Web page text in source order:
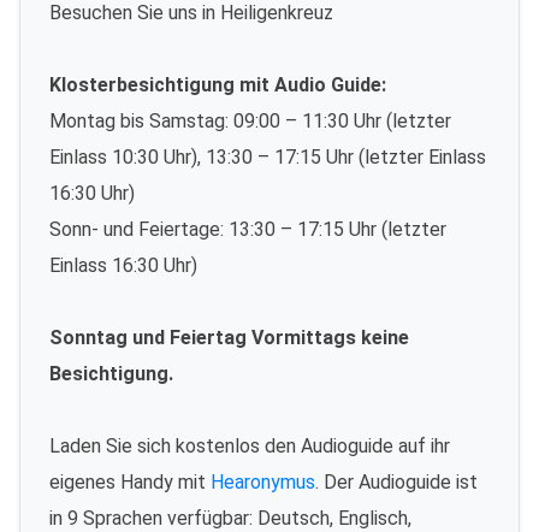
Besuchen Sie uns in Heiligenkreuz
Klosterbesichtigung mit Audio Guide:
Montag bis Samstag: 09:00 – 11:30 Uhr (letzter
Einlass 10:30 Uhr), 13:30 – 17:15 Uhr (letzter Einlass
16:30 Uhr)
Sonn- und Feiertage: 13:30 – 17:15 Uhr (letzter
Einlass 16:30 Uhr)
Sonntag und Feiertag Vormittags keine
Besichtigung.
Laden Sie sich kostenlos den Audioguide auf ihr
eigenes Handy mit Hearonymus. Der Audioguide ist
in 9 Sprachen verfügbar: Deutsch, Englisch,